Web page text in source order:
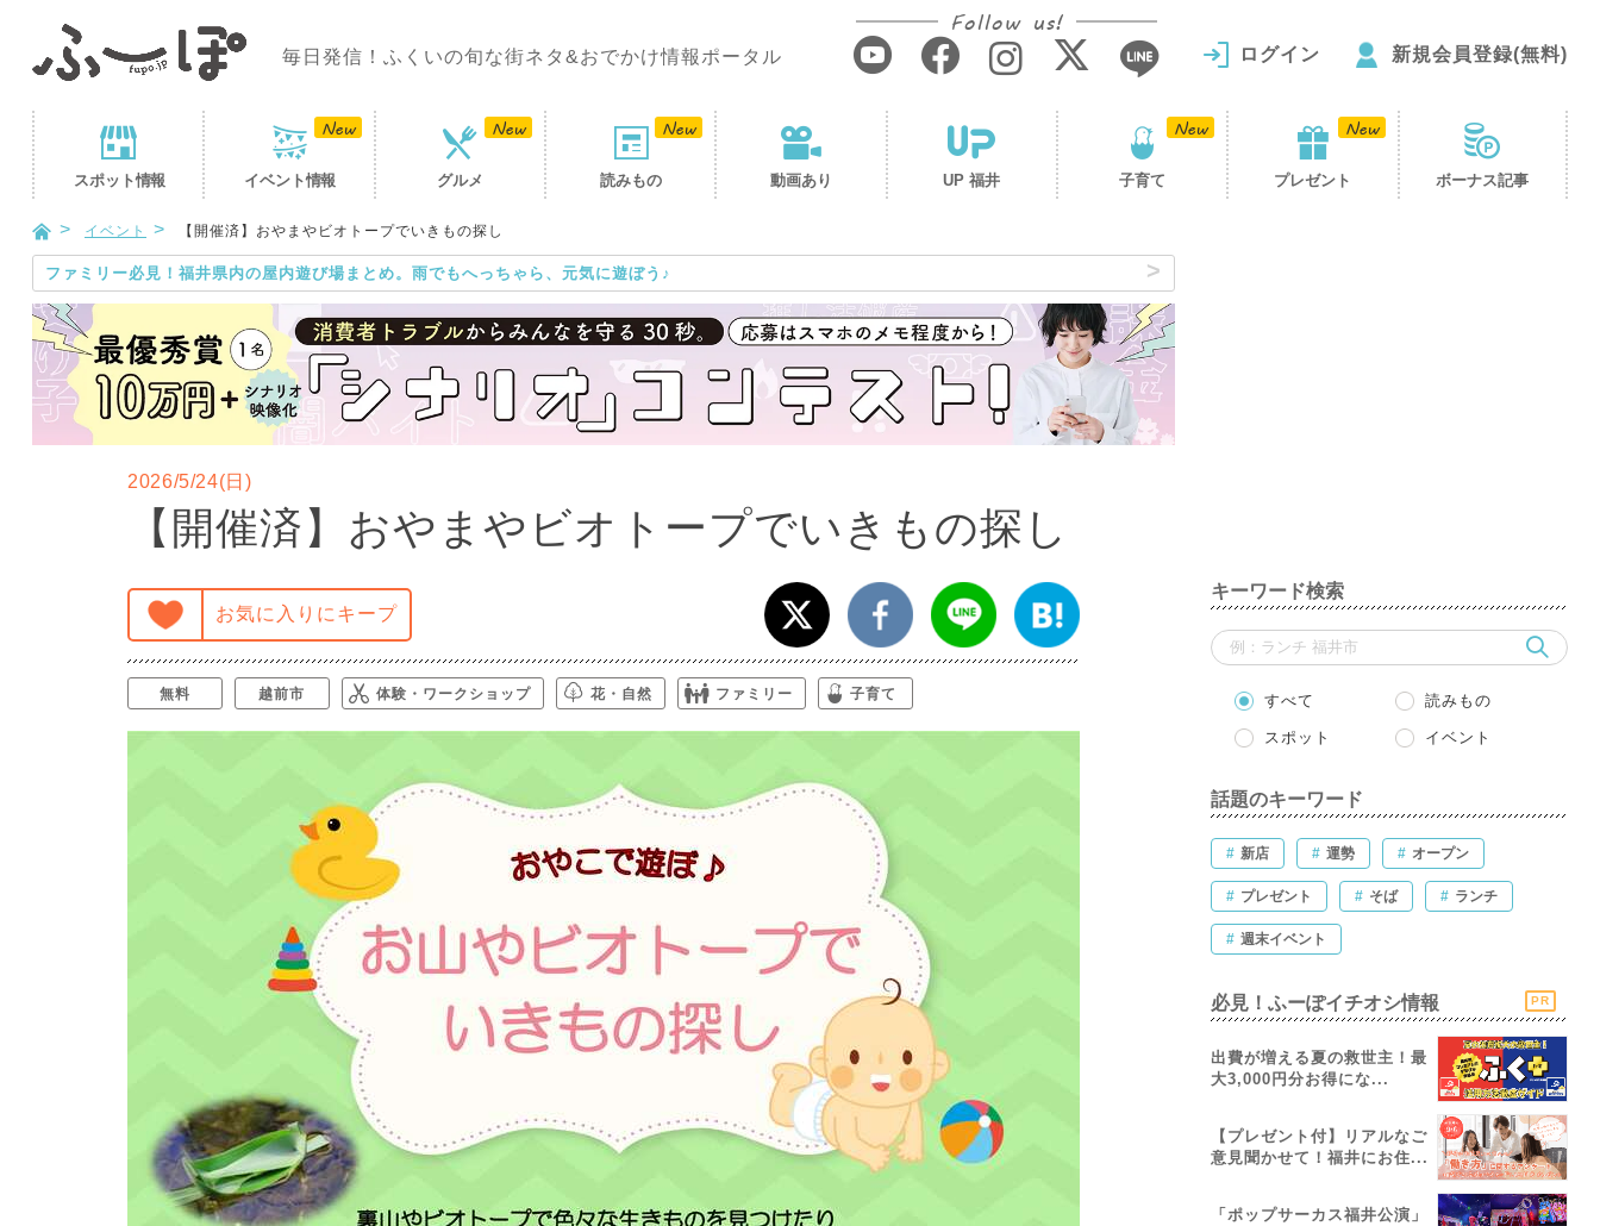
毎日発信！ふくいの旬な街ネタ&おでかけ情報ポータル
Follow us!
ログイン 新規会員登録(無料)
スポット情報 イベント情報 グルメ 読みもの 動画あり UP 福井 子育て プレゼント ボーナス記事
イベント 【開催済】おやまやビオトープでいきもの探し
ファミリー必見！福井県内の屋内遊び場まとめ。雨でもへっちゃら、元気に遊ぼう♪
2026/5/24(日)
【開催済】おやまやビオトープでいきもの探し
お気に入りにキープ
無料 越前市 体験・ワークショップ 花・自然 ファミリー 子育て
キーワード検索
すべて 読みもの
スポット イベント
話題のキーワード
# 新店 # 運勢 # オープン
# プレゼント # そば # ランチ
# 週末イベント
必見！ふーぽイチオシ情報 PR
出費が増える夏の救世主！最
大3,000円分お得にな...
【プレゼント付】リアルなご
意見聞かせて！福井にお住...
「ポップサーカス福井公演」